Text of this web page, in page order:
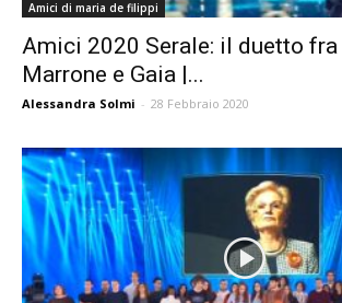
Amici di maria de filippi
Amici 2020 Serale: il duetto fra
Marrone e Gaia |...
Alessandra Solmi - 28 Febbraio 2020